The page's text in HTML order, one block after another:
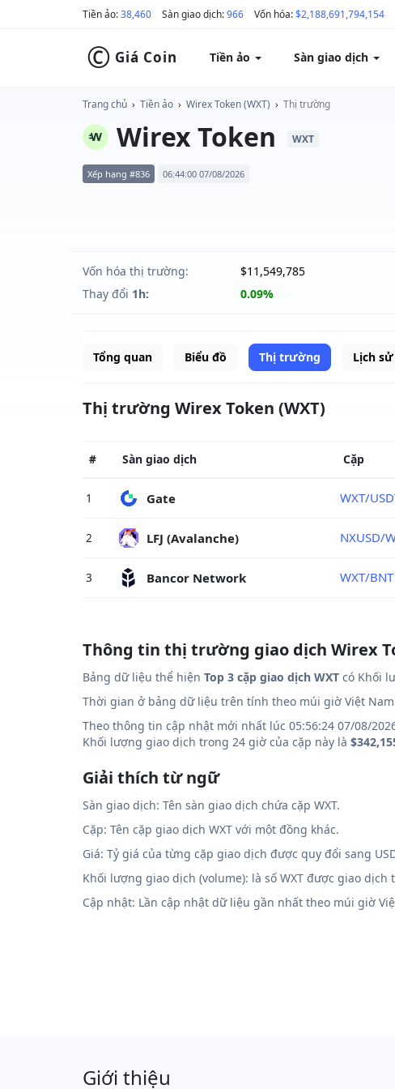
Tiền ảo:38,460 Sàn giao dịch:966 Vốn hóa:$2,188,691,794,154
© Giá Coin Tiền ảo Sàn giao dịch
Trang chủ › Tiền ảo › Wirex Token (WXT) › Thị trường
Wirex Token WXT
Xếp hạng #836 06:44:00 07/08/2026
Vốn hóa thị trường: $11,549,785
Thay đổi 1h: 0.09%
Tổng quan Biểu đồ Thị trường Lịch
Thị trường Wirex Token (WXT)
# Sàn giao dịch Cặp
1 Gate WXT/
2 LFJ (Avalanche) NXUSD/
3 Bancor Network WXT/BNT
Thông tin thị trường giao dịch Wirex
Bảng dữ liệu thể hiện Top 3 cặp giao dịch WXT có Khối
Thời gian ở bảng dữ liệu trên tính theo múi giờ Việt
Theo thông tin cập nhật mới nhất lúc 05:56:24 07/08/
Khối lượng giao dịch trong 24 giờ của cặp này là
Giải thích từ ngữ
Sàn giao dịch: Tên sàn giao dịch chứa cặp WXT.
Cặp: Tên cặp giao dịch WXT với một đồng khác.
Giá: Tỷ giá của từng cặp giao dịch được quy đổi sang
Khối lượng giao dịch (volume): là số WXT được giao dịch
Cập nhật: Lần cập nhật dữ liệu gần nhất theo múi giờ
Giới thiệu